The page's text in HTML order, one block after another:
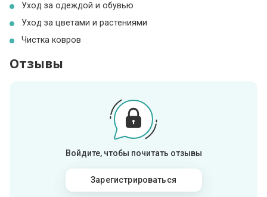
Уход за одеждой и обувью
Уход за цветами и растениями
Чистка ковров
Отзывы
Войдите, чтобы почитать отзывы
Зарегистрироваться